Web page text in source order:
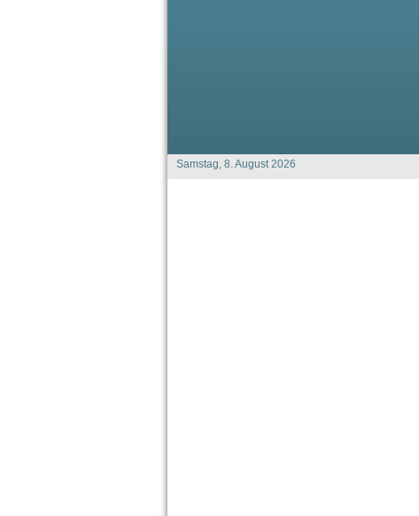
Samstag, 8. August 2026